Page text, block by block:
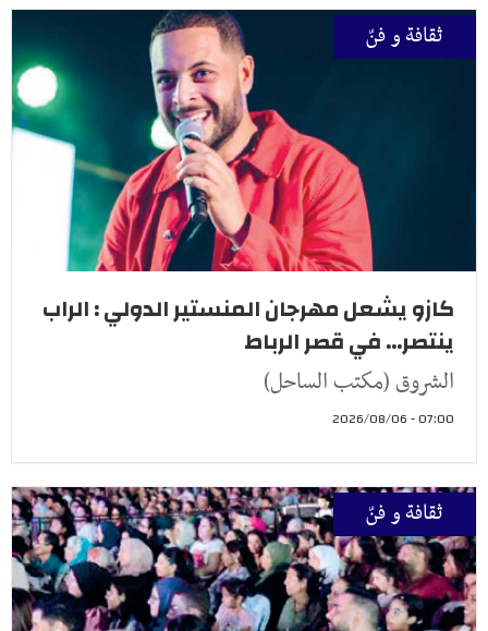
ثقافة و فنّ
كازو يشعل مهرجان المنستير الدولي : الراب
ينتصر... في قصر الرباط
الشروق (مكتب الساحل)
07:00 - 2026/08/06
ثقافة و فنّ